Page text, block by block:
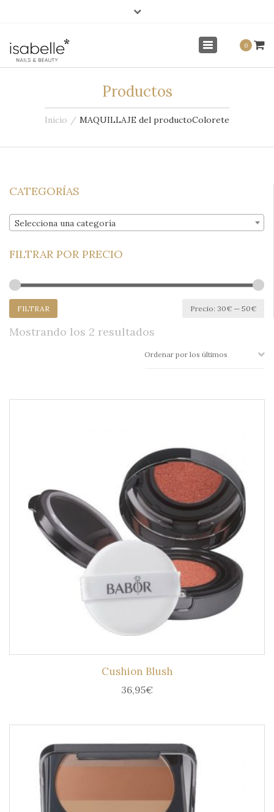
0
Toggle
navigation
Productos
Inicio MAQUILLAJE del productoColorete
CATEGORÍAS
Selecciona una categoría
FILTRAR POR PRECIO
FILTRAR Precio: 30€ — 50€
Mostrando los 2 resultados
por
Cushion Blush
36,95€